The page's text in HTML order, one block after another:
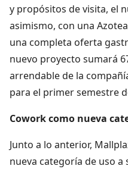
y propósitos de visita, el
asimismo, con una
una completa oferta
nuevo proyecto sumará
arrendable de la
para el primer semestre
Cowork como nueva
Junto a lo anterior,
nueva categoría de uso a